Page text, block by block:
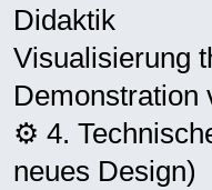
Didaktik
Visualisierung
Demonstration
⚙️ 4.
neues Design)